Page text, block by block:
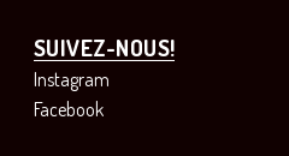
SUIVEZ-NOUS!
Instagram
Facebook